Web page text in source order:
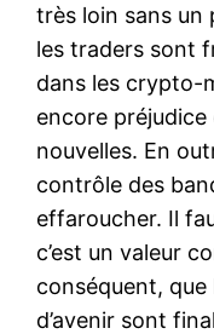
très loin sans un
les traders sont
dans les crypto-
encore
nouvelles. En
contrôle des
effaroucher. Il
c’est un valeur
conséquent,
d’avenir sont